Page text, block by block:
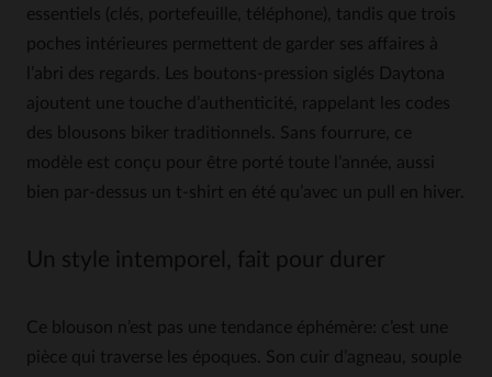
essentiels (clés, portefeuille, téléphone), tandis que trois
poches intérieures permettent de garder ses affaires à
l’abri des regards. Les boutons-pression siglés Daytona
ajoutent une touche d’authenticité, rappelant les codes
des blousons biker traditionnels. Sans fourrure, ce
modèle est conçu pour être porté toute l’année, aussi
bien par-dessus un t-shirt en été qu’avec un pull en hiver.
Un style intemporel, fait pour durer
Ce blouson n’est pas une tendance éphémère: c’est une
pièce qui traverse les époques. Son cuir d’agneau, souple